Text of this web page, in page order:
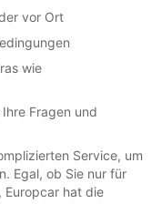
vor Ort
wie
Fragen und
Service, um
Egal, ob Sie nur für
Europcar hat die